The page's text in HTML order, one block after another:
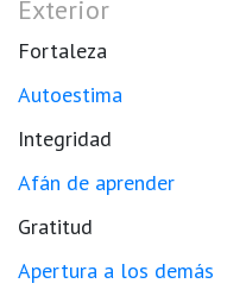
Exterior
Fortaleza
Autoestima
Integridad
Afán de aprender
Gratitud
Apertura a los demás